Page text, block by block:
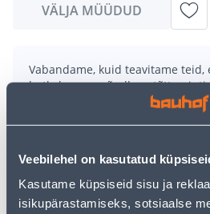
Veebilehel on kasutatud
Kasutame küpsiseid sisu ja
isikupärastamiseks, sotsiaalse
VÄLJA MÜÜDUD
Vabandame, kuid teavitame teid,
hetkel suure nõudluse tõttu
pakume suurepäraseid
, mis võivad
uurimistööd saate jätkata,
kasutades meie võimsat
veelgi meelepärasemad valikuid.